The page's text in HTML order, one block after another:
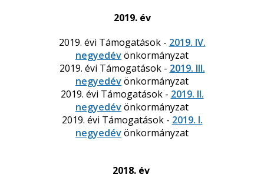
2019. év
2019. évi Támogatások - 2019. IV.
negyedévönkormányzat
2019. évi Támogatások - 2019. III.
negyedévönkormányzat
2019. évi Támogatások - 2019. II.
negyedévönkormányzat
2019. évi Támogatások - 2019. I.
negyedévönkormányzat
2018. év